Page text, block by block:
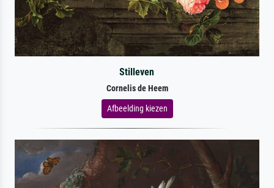
Stilleven
Cornelis de Heem
Afbeelding kiezen